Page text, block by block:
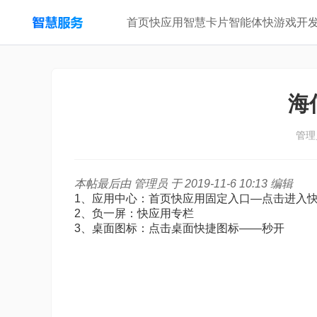
首页快应用 智慧卡片智能体快游戏开
海
管理